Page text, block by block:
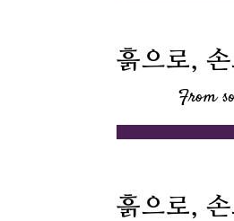
흙으로,
From
흙으로,